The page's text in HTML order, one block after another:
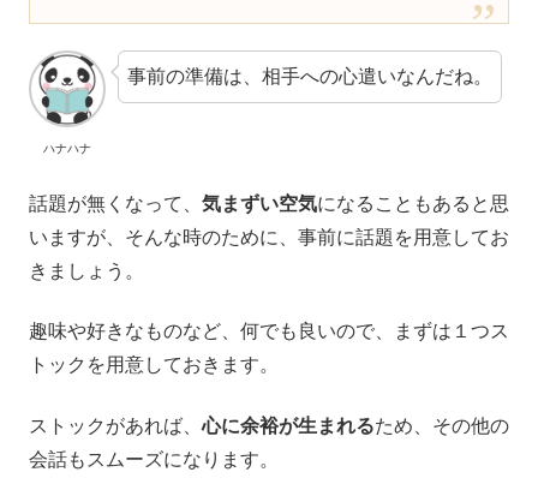
ハナハナ
事前の準備は、相手への心遣いなんだね。
話題が無くなって、 気まずい空気になることもあると思
いますが、そんな時のために、事前に話題を用意してお
きましょう。
趣味や好きなものなど、何でも良いので、まずは１つス
トックを用意しておきます。
ストックがあれば、心に余裕が生まれるため、その他の
会話もスムーズになります。